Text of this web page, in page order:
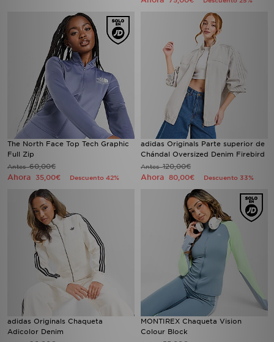
The North Face Top Tech Graphic
Full Zip
Antes60,00€
Ahora 35,00€ Descuento 42%
adidas Originals Parte superior de
Chándal Oversized Denim Firebird
Antes120,00€
Ahora 80,00€ Descuento 33%
adidas Originals Chaqueta
Adicolor Denim
MONTIREX Chaqueta Vision
Colour Block